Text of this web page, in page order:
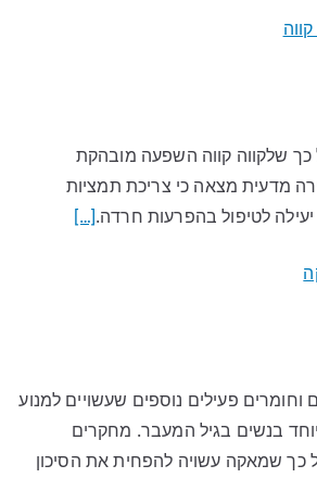
שלקווה קווה השפעה מובהקת
מדעית מצאה כי צריכת תמציות
לטיפול בהפרעות חרדה.[…]
פעילים נוספים שעשויים למנוע
בנשים בגיל המעבר. מחקרים
כך שמאקה עשויה להפחית את הסיכון